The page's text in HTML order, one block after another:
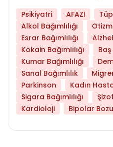
Psikiyatri AFAZİ
Alkol Bağımlılığı
Otizm
Esrar Bağımlılığı
Kokain Bağımlılığı
Baş
Kumar Bağımlılığı
Sanal Bağımlılık
Parkinson
Kadın
Sigara Bağımlılığı
Kardioloji
Bipolar